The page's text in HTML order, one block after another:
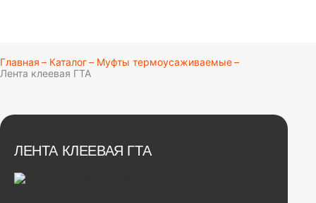
г
Главная Каталог
Муфты термоусаживаемые
Лента клеевая ГТА
ЛЕНТА КЛЕЕВАЯ ГТА